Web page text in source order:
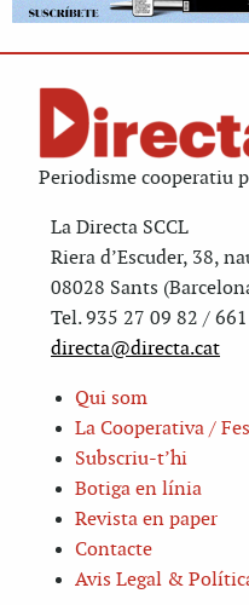
Periodisme cooperatiu
La Directa SCCL
Riera d’Escuder, 38,
08028 Sants
Tel. 935 27 09 82 /
directa@directa.cat
Qui som
La Cooperativa /
Subscriu-t’hi
Botiga en línia
Revista en paper
Contacte
Avis Legal &